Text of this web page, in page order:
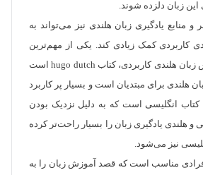
زبان دلزده شوند.
و منابع یادگیری زبان هلندی نیز می‌تواند به
کاربردی کمک زیادی کند. یکی از مهم‌ترین
کتاب‌ها در زمینه آموزش زبان هلندی کاربردی، کتاب hugo dutch است
هلندی برای مبتدیان است و بسیار پر کاربرد
انگلیسی است که به دلیل نزدیک بودن
و هلندی یادگیری زبان را بسیار راحت‌تر کرده
نیز می‌شود.
افرادی مناسب است که قصد آموزش زبان را به